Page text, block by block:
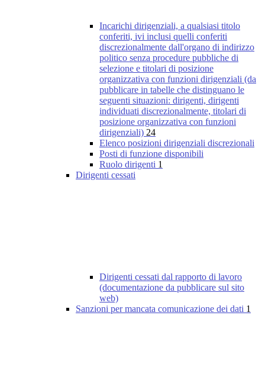
Incarichi dirigenziali, a qualsiasi titolo
conferiti, ivi inclusi quelli conferiti
discrezionalmente dall'organo di indirizzo
politico senza procedure pubbliche di
selezione e titolari di posizione
organizzativa con funzioni dirigenziali (da
pubblicare in tabelle che distinguano le
seguenti situazioni: dirigenti, dirigenti
individuati discrezionalmente, titolari di
posizione organizzativa con funzioni
dirigenziali) 24
Elenco posizioni dirigenziali discrezionali
Posti di funzione disponibili
Ruolo dirigenti 1
Dirigenti cessati
Dirigenti cessati dal rapporto di lavoro
(documentazione da pubblicare sul sito
web)
Sanzioni per mancata comunicazione dei dati 1